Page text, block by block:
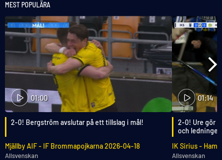
MEST POPULÄRA
01:00
2-0! Bergström avslutar på ett tillslag i mål!
Mjällby AIF- IF Brommapojkarna2026-04-18
Allsvenskan
01:14
2-0! Ure gör
och
IK Sirius-
Allsvenskan